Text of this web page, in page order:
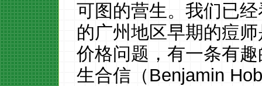
可图的营生。我们已
的广州地区早期的痘
价格问题，有一条有
生合信（Benjamin